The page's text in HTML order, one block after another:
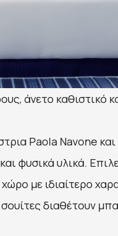
άνετο καθιστικό
Paola Navone
φυσικά υλικά.
με ιδιαίτερο
διαθέτουν